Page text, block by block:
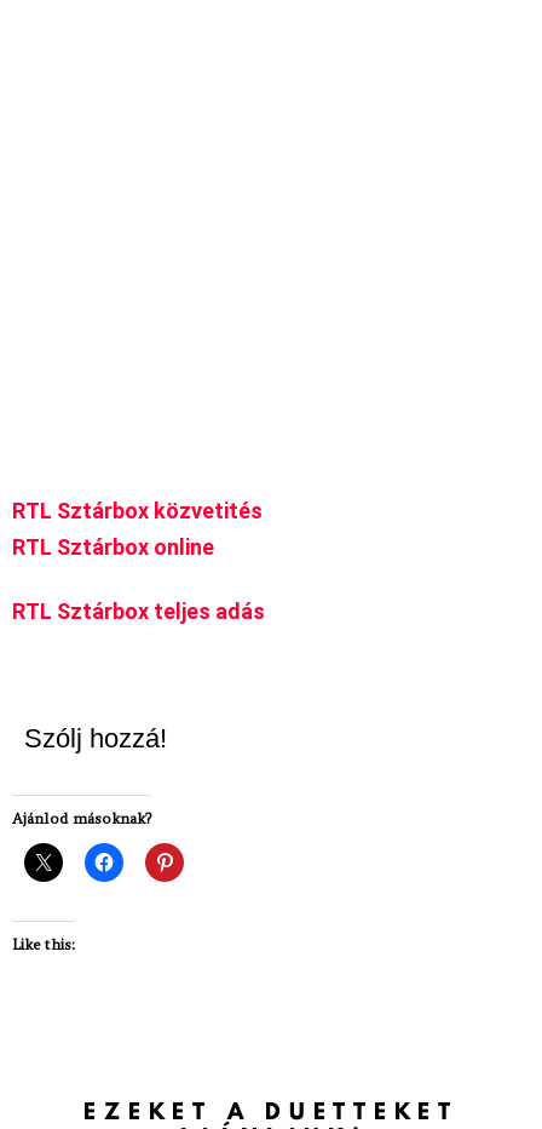
RTL Sztárbox közvetités
RTL Sztárbox online
RTL Sztárbox teljes adás
Szólj hozzá!
Ajánlod másoknak?
Like this:
EZEKET A DUETTEKET